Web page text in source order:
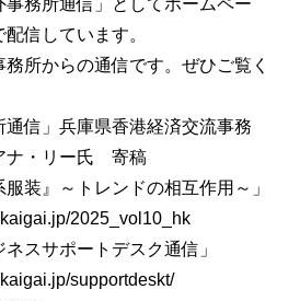
事務所通信」としてホームペー
信しています。
所からの通信です。ぜひご覧く
通信」兵庫県香港経済交流事務
・リー氏 寄稿
服装』～トレンドの相互作用～」
2025_vol10_hk
スサポートデスク通信」
supportdeskt/